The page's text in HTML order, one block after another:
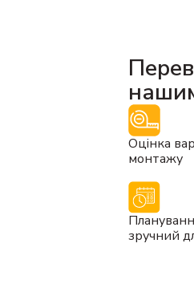
Оцінка
монтажу
зручний